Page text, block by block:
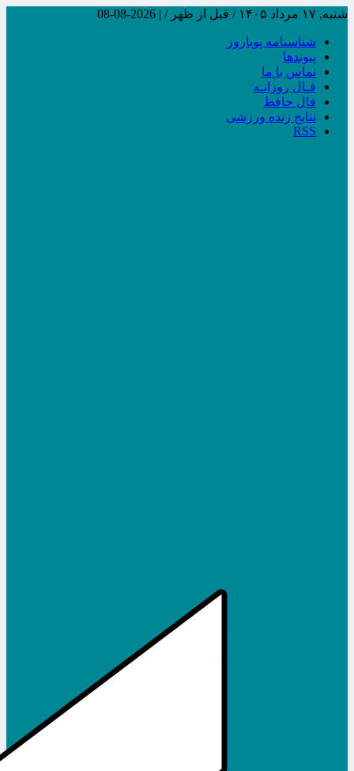
شنبه, ۱۷ مرداد ۱۴۰۵ / قبل از ظهر / |
2026-08-08
شناسنامه پویاروز
پیوندها
تماس با ما
فـال روزانـه
فال حافظ
نتایج زنده ورزشی
RSS